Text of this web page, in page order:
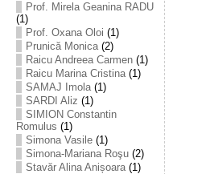
Prof. Mirela Geanina RADU
(1)
Prof. Oxana Oloi (1)
Prunică Monica(2)
Raicu Andreea Carmen(1)
Raicu Marina Cristina(1)
SAMAJ Imola(1)
SARDI Aliz (1)
SIMION Constantin
Romulus (1)
Simona Vasile(1)
Simona-Mariana Roşu(2)
Stavăr Alina Anișoara(1)